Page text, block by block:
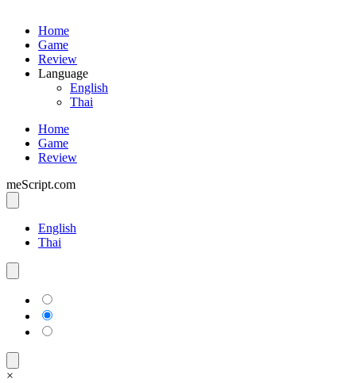
Home
Game
Review
Language
English
Thai
Home
Game
Review
meScript.com
English
Thai
×